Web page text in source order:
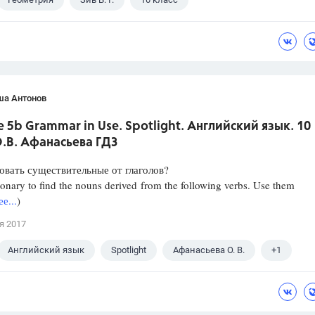
Антонов
5b Grammar in Use. Spotlight. Английский язык. 10
Афанасьева ГДЗ
существительные от глаголов?
to find the nouns derived from the following verbs. Use them
)
2017
Английский язык Spotlight Афанасьева О. В. +1